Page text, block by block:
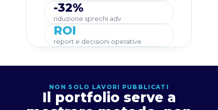
-32%
riduzione sprechi adv
ROI
report e decisioni operative
NON SOLO LAVORI PUBBLICATI
Il portfolio serve a